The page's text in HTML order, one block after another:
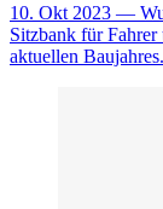
10. Okt 2023 —
Sitzbank für
aktuellen Baujahres.